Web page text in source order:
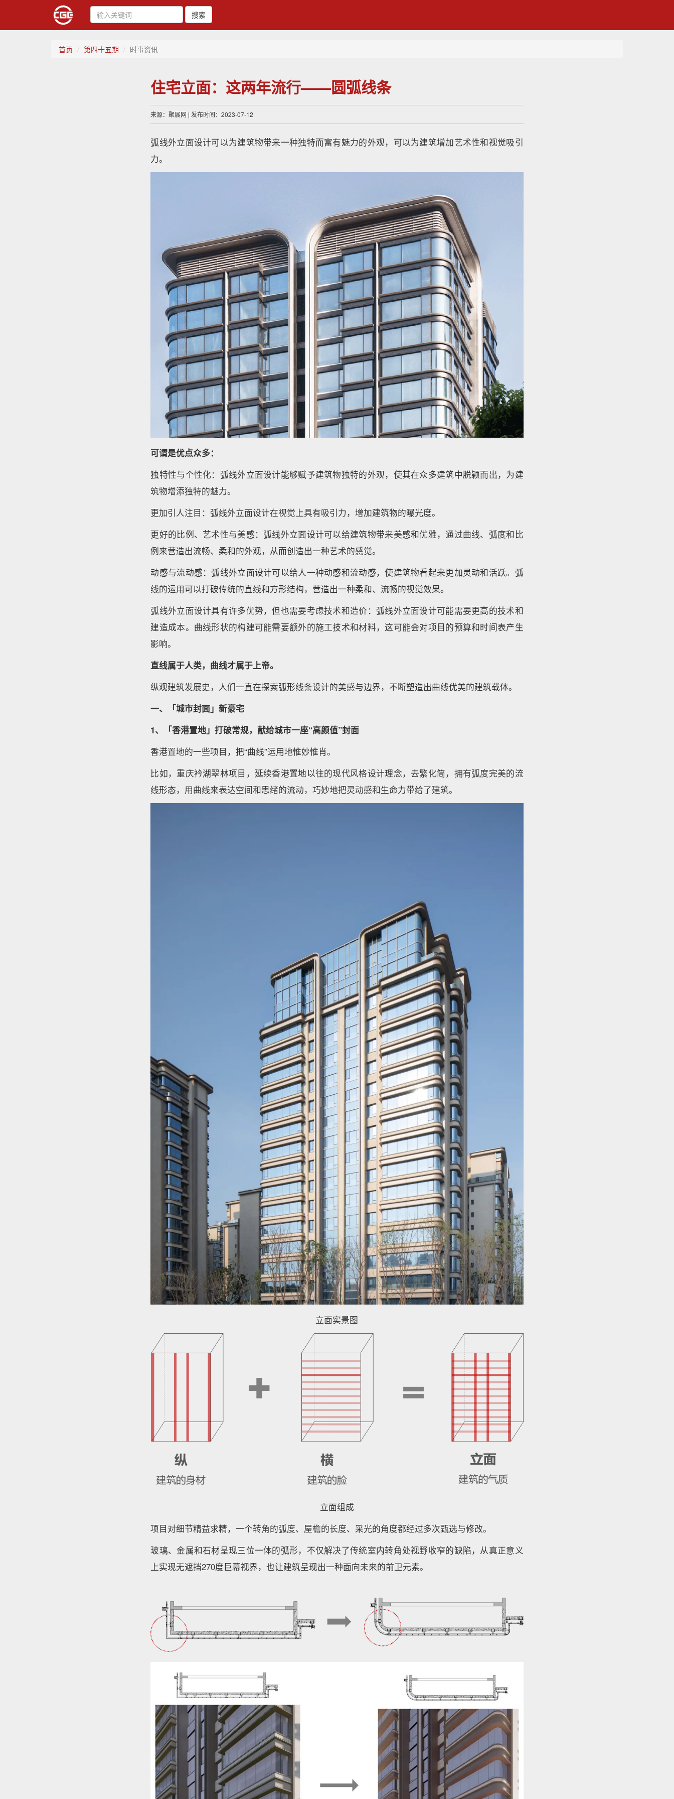
搜索
首页 第四十五期 时事资讯
住宅立面：这两年流行——圆弧线条
来源：聚展网 | 发布时间：2023-07-12
弧线外立面设计可以为建筑物带来一种独特而富有魅力的外观，可以为建筑增加艺术性和视觉吸引
力。
可谓是优点众多：
独特性与个性化：弧线外立面设计能够赋予建筑物独特的外观，使其在众多建筑中脱颖而出，为建
筑物增添独特的魅力。
更加引人注目：弧线外立面设计在视觉上具有吸引力，增加建筑物的曝光度。
更好的比例、艺术性与美感：弧线外立面设计可以给建筑物带来美感和优雅，通过曲线、弧度和比
例来营造出流畅、柔和的外观，从而创造出一种艺术的感觉。
动感与流动感：弧线外立面设计可以给人一种动感和流动感，使建筑物看起来更加灵动和活跃。弧
线的运用可以打破传统的直线和方形结构，营造出一种柔和、流畅的视觉效果。
弧线外立面设计具有许多优势，但也需要考虑技术和造价：弧线外立面设计可能需要更高的技术和
建造成本。曲线形状的构建可能需要额外的施工技术和材料，这可能会对项目的预算和时间表产生
影响。
直线属于人类，曲线才属于上帝。
纵观建筑发展史，人们一直在探索弧形线条设计的美感与边界，不断塑造出曲线优美的建筑载体。
一、「城市封面」新豪宅
1、「香港置地」打破常规，献给城市一座“高颜值”封面
香港置地的一些项目，把“曲线”运用地惟妙惟肖。
比如，重庆衿湖翠林项目，延续香港置地以往的现代风格设计理念，去繁化简，拥有弧度完美的流
线形态，用曲线来表达空间和思绪的流动，巧妙地把灵动感和生命力带给了建筑。
立面实景图
立面组成
项目对细节精益求精，一个转角的弧度、屋檐的长度、采光的角度都经过多次甄选与修改。
玻璃、金属和石材呈现三位一体的弧形，不仅解决了传统室内转角处视野收窄的缺陷，从真正意义
上实现无遮挡270度巨幕视界，也让建筑呈现出一种面向未来的前卫元素。